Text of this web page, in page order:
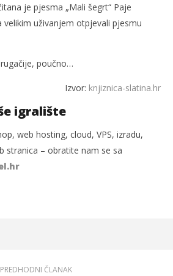
je pjesma „Mali šegrt“ Paje
velikim uživanjem otpjevali pjesmu
poučno…
Izvor: knjiznica-slatina.hr
igralište
web hosting, cloud, VPS, izradu,
stranica – obratite nam se sa
PREDHODNI ČLANAK